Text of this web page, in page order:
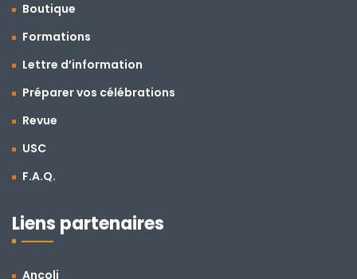
Boutique
Formations
Lettre d’information
Préparer vos célébrations
Revue
USC
F.A.Q.
Liens partenaires
Ancoli